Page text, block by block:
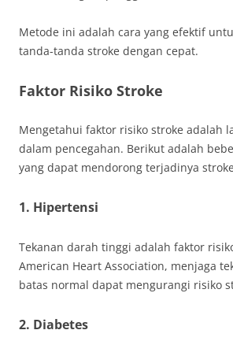
Metode ini adalah cara yang efektif
tanda-tanda stroke dengan cepat.
Faktor Risiko Stroke
Mengetahui faktor risiko stroke adalah
dalam pencegahan. Berikut adalah
yang dapat mendorong terjadinya
1. Hipertensi
Tekanan darah tinggi adalah faktor
American Heart Association, menjaga
batas normal dapat mengurangi risiko
2. Diabetes